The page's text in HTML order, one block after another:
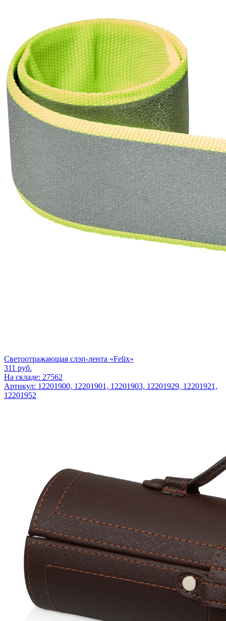
Светоотражающая слэп-лента «Felix»
311 руб.
На складе: 27562
Артикул: 12201900, 12201901, 12201903, 12201929, 12201921,
12201952